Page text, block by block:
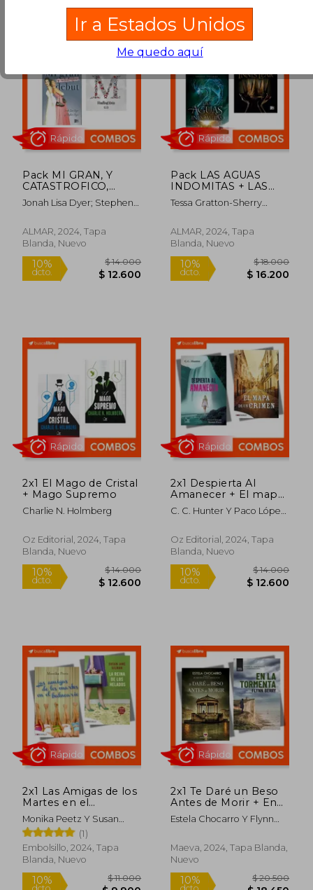
10%
dcto.
$ 18.000
$ 16.200
10%
dcto.
$
$
dcto. $ 16.200 dcto.
Pack MI GRAN, Y
CATASTROFICO,
DEBUT + MISTY -
FINDING LOVE
Jonah Lisa Dyer; Stephen
ALMAR, 2024, Tapa
Blanda, Nuevo
10%
dcto.
Rápido
Pack LAS AGUAS
INDOMITAS + LAS
REINAS DE INNIS
LEAR
Tessa Gratton-Sherry
ALMAR, 2024, Tapa
Blanda, Nuevo
10%
dcto.
Rápido
2x1 El Mago de Cristal
+ Mago Supremo
Charlie N. Holmberg
Oz Editorial, 2024, Tapa
Blanda, Nuevo
2x1 Despierta Al
Amanecer + El mapa
de un crimen
C. C. Hunter Y Paco López
Oz Editorial, 2024, Tapa
Blanda, Nuevo
2x1 Las Amigas de los
Martes en el
Balneario + La Reina
de los Helados
Monika Peetz Y Susan
Jane Gilman (1)
Embolsillo, 2024, Tapa
Blanda, Nuevo
2x1 Te Daré un Beso
Antes de Morir + En
La Tormenta
Estela Chocarro Y Flynn
Maeva, 2024, Tapa Blanda,
Nuevo
Ir a Estados Unidos
Me quedo aquí